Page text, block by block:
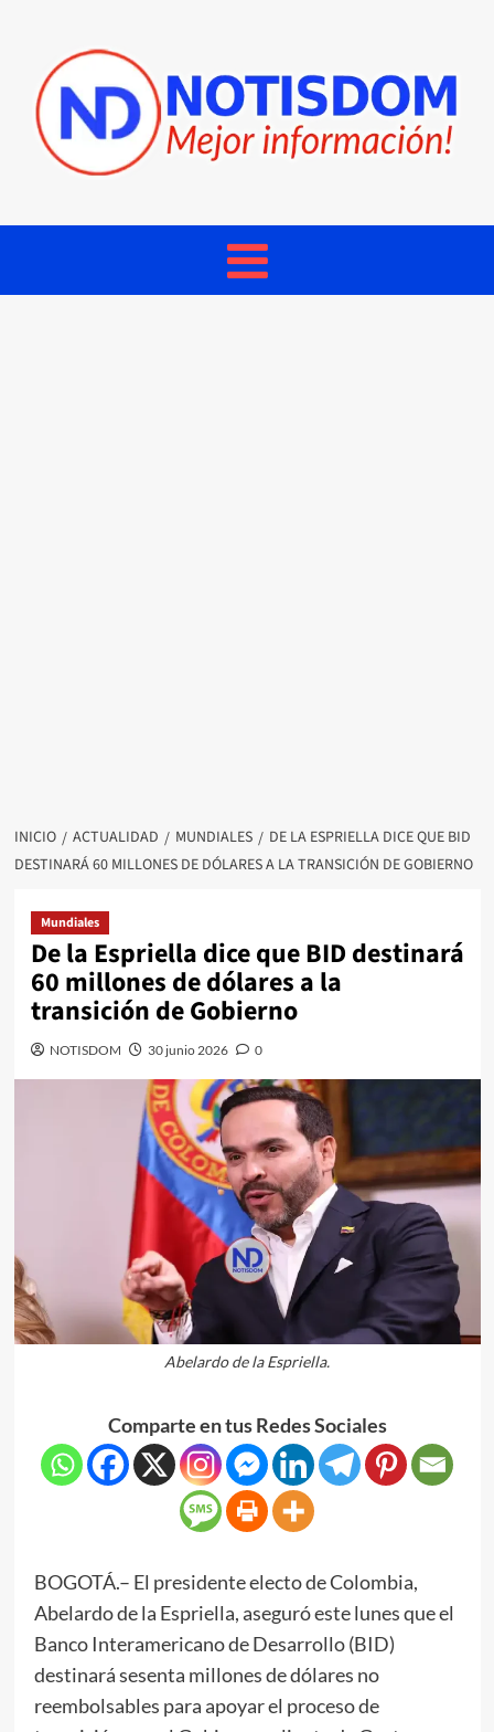
INICIO ACTUALIDAD MUNDIALES
DE LA ESPRIELLA DICE QUE BID
DESTINARÁ 60 MILLONES DE DÓLARES A LA TRANSICIÓN DE GOBIERNO
Mundiales
De la Espriella dice que BID destinará
60 millones de dólares a la
transición de Gobierno
NOTISDOM 30 junio 2026 0
Abelardo de la Espriella.
Comparte en tus Redes Sociales
BOGOTÁ.– El presidente electo de Colombia,
Abelardo de la Espriella, aseguró este lunes que el
Banco Interamericano de Desarrollo (BID)
destinará sesenta millones de dólares no
reembolsables para apoyar el proceso de